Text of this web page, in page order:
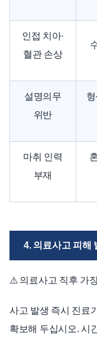
인접 치아·
혈관 손상
설명의무
위반
마취 인력
부재
4. 의료사고 피해
⚠️ 의료사고 직후 가
사고 발생 즉시 진료
확보해 두십시오. 시